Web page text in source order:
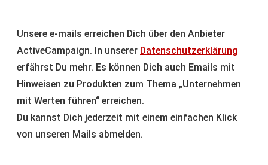
ActiveCampaign. In unsererDatenschutzerklärung
erfährst Du mehr. Es können Dich auch Emails mit
Hinweisen zu Produkten zum Thema „Unternehmen
mit Werten führen“ erreichen.
Du kannst Dich jederzeit mit einem einfachen Klick
von unseren Mails abmelden.